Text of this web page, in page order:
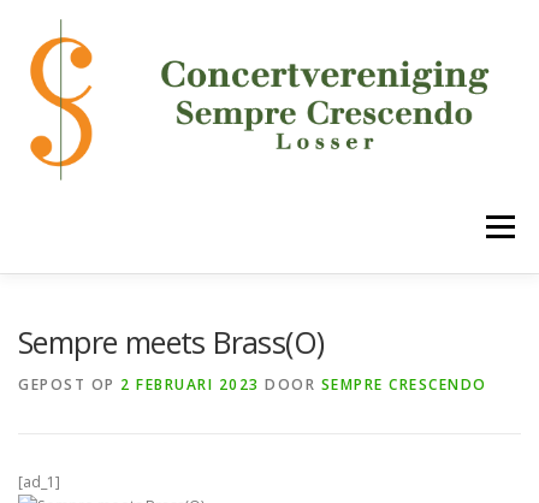
inhoud
Menu
Sempre meets Brass(O)
GEPOST OP 2 FEBRUARI 2023 DOOR SEMPRE CRESCENDO
[ad_1]